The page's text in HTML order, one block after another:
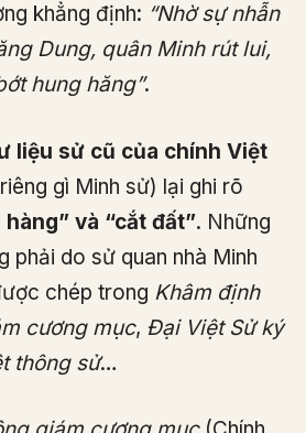
khẳng định: “Nhờ sự nhẫn
Dung, quân Minh rút lui,
hung hăng”.
liệu sử cũ của chính Việt
gì Minh sử) lại ghi rõ
và “cắt đất”. Những
phải do sử quan nhà Minh
chép trong Khâm định
cương mục, Đại Việt Sử ký
thông sử…